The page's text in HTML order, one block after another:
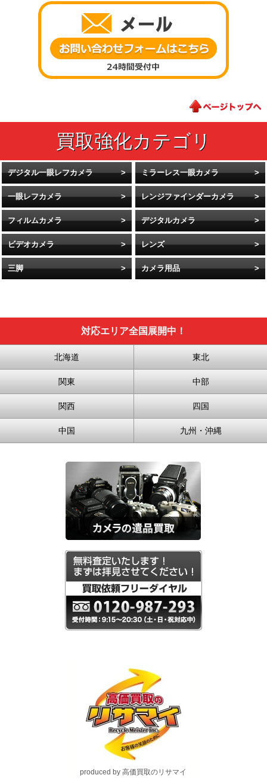
デジタル一眼レフカメラ ミラーレス一眼カメラ
一眼レフカメラ レンジファインダーカメラ
フィルムカメラ デジタルカメラ
ビデオカメラ レンズ
三脚 カメラ用品
対応エリア全国展開中！
北海道 東北
関東 中部
関西 四国
中国 九州・沖縄
produced by 高価買取のリサマイ